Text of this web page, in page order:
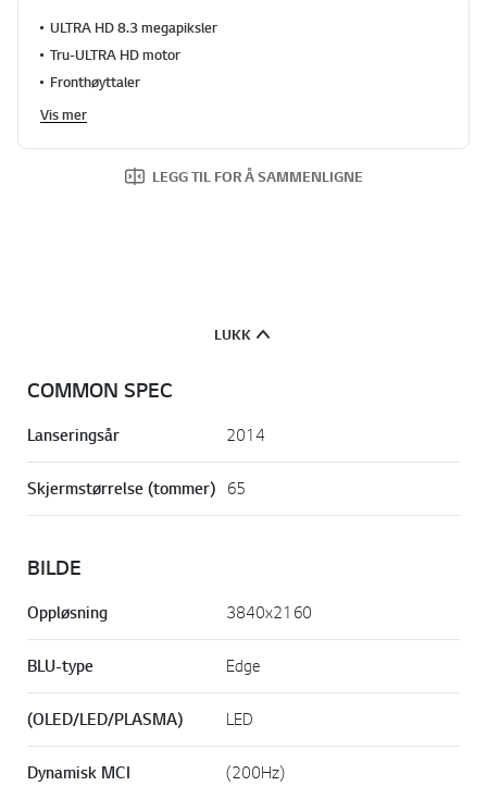
ULTRA HD 8.3 megapiksler
Tru-ULTRA HD motor
Fronthøyttaler
Vis mer
LEGG TIL FOR Å SAMMENLIGNE
LUKK
COMMON SPEC
Lanseringsår 2014
Skjermstørrelse (tommer) 65
BILDE
Oppløsning 3840x2160
BLU-type Edge
(OLED/LED/PLASMA) LED
Dynamisk MCI (200Hz)